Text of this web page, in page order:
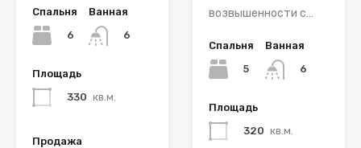
Спальня
6
Ванная
6
Площадь
330 кв.м.
Продажа
возвышенности с…
Спальня
5
Ванная
6
Площадь
320 кв.м.